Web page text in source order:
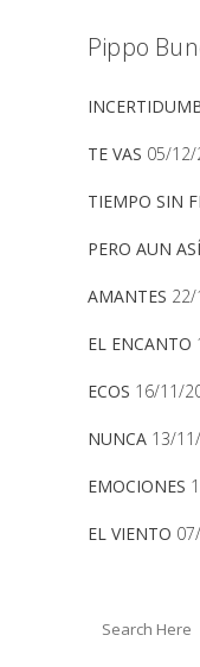
Pippo
TE VAS 05/12/
TIEMPO SIN
PERO AUN ASÍ
AMANTES
EL ENCANTO
ECOS 16/11/
NUNCA 13/
EMOCIONES
EL VIENTO